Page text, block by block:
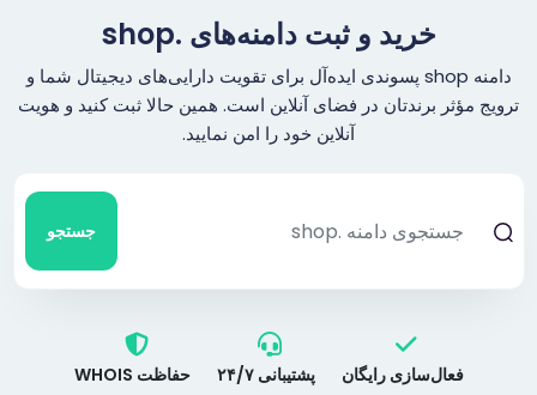
خرید و ثبت دامنه‌های .shop
دامنه shop پسوندی ایده‌آل برای تقویت دارایی‌های دیجیتال شما و
ترویج مؤثر برندتان در فضای آنلاین است. همین حالا ثبت کنید و هویت
آنلاین خود را امن نمایید.
جستجو
فعال‌سازی رایگان پشتیبانی ۲۴/۷ حفاظت WHOIS